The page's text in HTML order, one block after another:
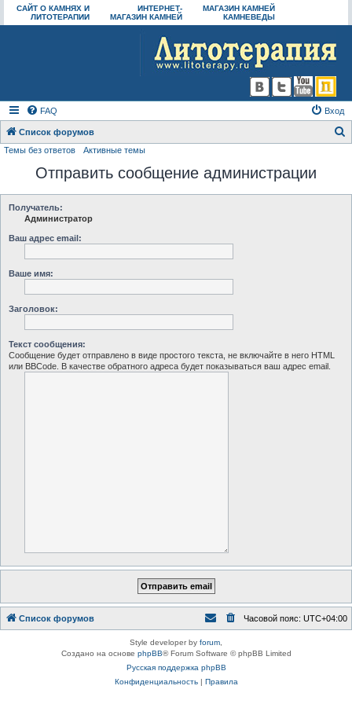
САЙТ О КАМНЯХ И
ЛИТОТЕРАПИИ
ИНТЕРНЕТ-
МАГАЗИН КАМНЕЙ
МАГАЗИН КАМНЕЙ
КАМНЕВЕДЫ
FAQ Вход
Список форумов
Темы без ответов Активные темы
Отправить сообщение администрации
Получатель:
Администратор
Ваш адрес email:
Ваше имя:
Заголовок:
Текст сообщения:
Сообщение будет отправлено в виде простого текста, не включайте в него HTML
или BBCode. В качестве обратного адреса будет показываться ваш адрес email.
Список форумов Часовой пояс: UTC+04:00
Style developer by forum
Создано на основе phpBB® Forum Software © phpBB Limited
Русская поддержка phpBB
Конфиденциальность| Правила